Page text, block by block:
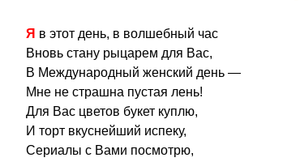
Я в этот день, в волшебный час
Вновь стану рыцарем для Вас,
В Международный женский день —
Мне не страшна пустая лень!
Для Вас цветов букет куплю,
И торт вкуснейший испеку,
Сериалы с Вами посмотрю,